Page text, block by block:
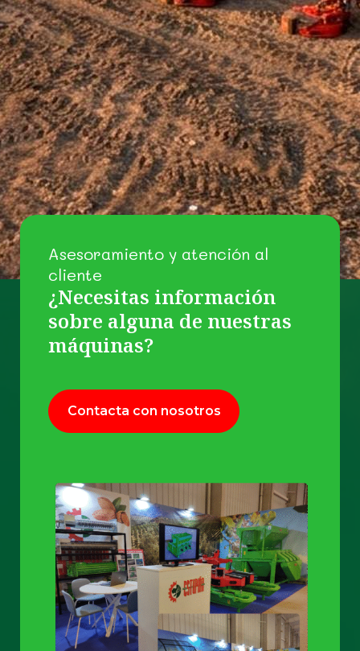
Asesoramiento y atención al
cliente
¿Necesitas información
sobre alguna de nuestras
máquinas?
Contacta con nosotros